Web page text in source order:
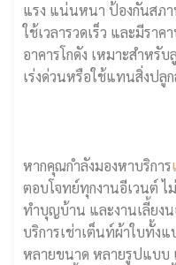
แรง แน่นหนา ป้องกันสภา
ใช้เวลารวดเร็ว และมีราค
อาคารโกดัง เหมาะสำหรั
เร่งด่วนหรือใช้แทนสิ่งปลูก
หากคุณกำลังมองหาบริการ
ตอบโจทย์ทุกงานอีเวนต์ ไ
ทำบุญบ้าน และงานเลี้ยง
บริการเช่าเต็นท์ผ้าใบทั้ง
หลายขนาด หลายรูปแบบ